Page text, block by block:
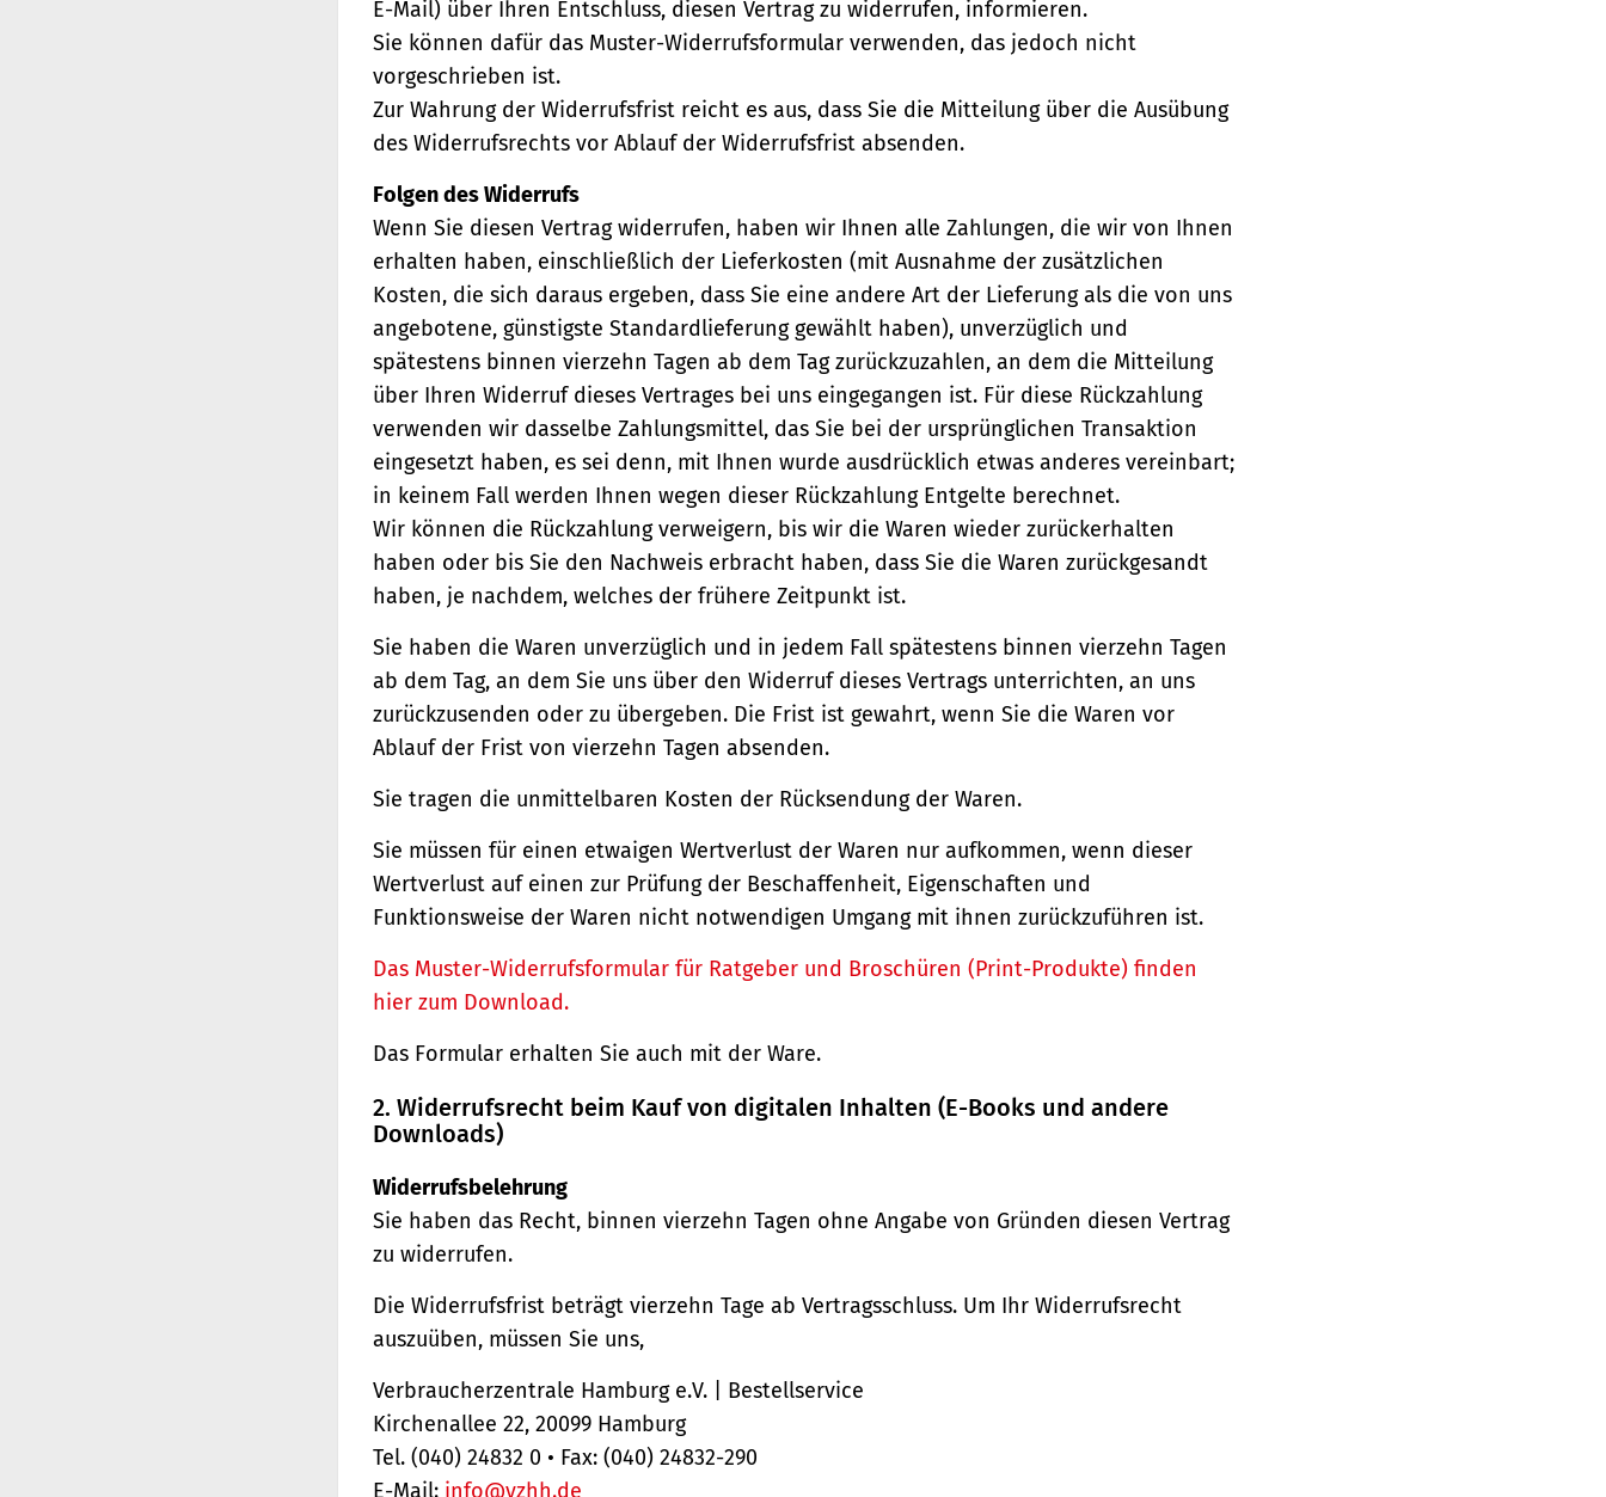
E-Mail) über Ihren Entschluss, diesen Vertrag zu widerrufen, informieren.
Sie können dafür das Muster-Widerrufsformular verwenden, das jedoch nicht
vorgeschrieben ist.
Zur Wahrung der Widerrufsfrist reicht es aus, dass Sie die Mitteilung über die Ausübung
des Widerrufsrechts vor Ablauf der Widerrufsfrist absenden.
Folgen des Widerrufs
Wenn Sie diesen Vertrag widerrufen, haben wir Ihnen alle Zahlungen, die wir von Ihnen
erhalten haben, einschließlich der Lieferkosten (mit Ausnahme der zusätzlichen
Kosten, die sich daraus ergeben, dass Sie eine andere Art der Lieferung als die von uns
angebotene, günstigste Standardlieferung gewählt haben), unverzüglich und
spätestens binnen vierzehn Tagen ab dem Tag zurückzuzahlen, an dem die Mitteilung
über Ihren Widerruf dieses Vertrages bei uns eingegangen ist. Für diese Rückzahlung
verwenden wir dasselbe Zahlungsmittel, das Sie bei der ursprünglichen Transaktion
eingesetzt haben, es sei denn, mit Ihnen wurde ausdrücklich etwas anderes vereinbart;
in keinem Fall werden Ihnen wegen dieser Rückzahlung Entgelte berechnet.
Wir können die Rückzahlung verweigern, bis wir die Waren wieder zurückerhalten
haben oder bis Sie den Nachweis erbracht haben, dass Sie die Waren zurückgesandt
haben, je nachdem, welches der frühere Zeitpunkt ist.
Sie haben die Waren unverzüglich und in jedem Fall spätestens binnen vierzehn Tagen
ab dem Tag, an dem Sie uns über den Widerruf dieses Vertrags unterrichten, an uns
zurückzusenden oder zu übergeben. Die Frist ist gewahrt, wenn Sie die Waren vor
Ablauf der Frist von vierzehn Tagen absenden.
Sie tragen die unmittelbaren Kosten der Rücksendung der Waren.
Sie müssen für einen etwaigen Wertverlust der Waren nur aufkommen, wenn dieser
Wertverlust auf einen zur Prüfung der Beschaffenheit, Eigenschaften und
Funktionsweise der Waren nicht notwendigen Umgang mit ihnen zurückzuführen ist.
Das Muster-Widerrufsformular für Ratgeber und Broschüren (Print-Produkte) finden
hier zum Download.
Das Formular erhalten Sie auch mit der Ware.
2. Widerrufsrecht beim Kauf von digitalen Inhalten (E-Books und andere
Downloads)
Widerrufsbelehrung
Sie haben das Recht, binnen vierzehn Tagen ohne Angabe von Gründen diesen Vertrag
zu widerrufen.
Die Widerrufsfrist beträgt vierzehn Tage ab Vertragsschluss. Um Ihr Widerrufsrecht
auszuüben, müssen Sie uns,
Verbraucherzentrale Hamburg e.V. | Bestellservice
Kirchenallee 22, 20099 Hamburg
Tel. (040) 24832 0 • Fax: (040) 24832-290
E-Mail: info@vzhh.de